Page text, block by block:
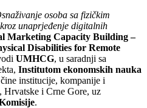
osoba sa fizičkim
unaprjeđenje digitalnih
Marketing Capacity Building –
Disabilities for Remote
UMHCG, u saradnji sa
Institutom ekonomskih nauka
institucije, kompanije i
Hrvatske i Crne Gore, uz
.